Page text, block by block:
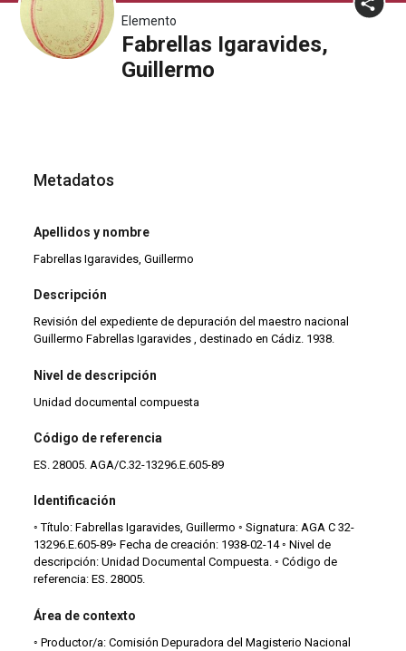
Elemento
Fabrellas Igaravides,
Guillermo
Metadatos
Apellidos y nombre
Fabrellas Igaravides, Guillermo
Descripción
Revisión del expediente de depuración del maestro nacional
Guillermo Fabrellas Igaravides , destinado en Cádiz. 1938.
Nivel de descripción
Unidad documental compuesta
Código de referencia
ES. 28005. AGA/C.32-13296.E.605-89
Identificación
◦ Título: Fabrellas Igaravides, Guillermo ◦ Signatura: AGA C 32-
13296.E.605-89◦ Fecha de creación: 1938-02-14 ◦ Nivel de
descripción: Unidad Documental Compuesta. ◦ Código de
referencia: ES. 28005.
Área de contexto
◦ Productor/a: Comisión Depuradora del Magisterio Nacional